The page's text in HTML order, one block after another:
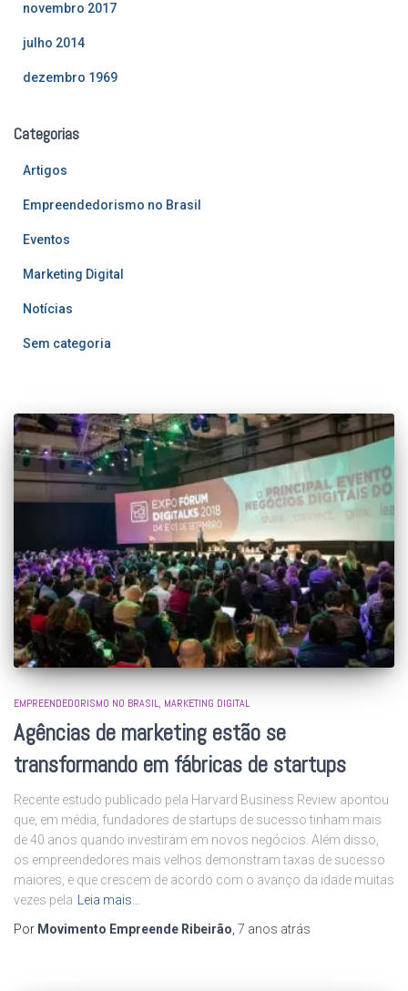
novembro 2017
julho 2014
dezembro 1969
Categorias
Artigos
Empreendedorismo no Brasil
Eventos
Marketing Digital
Notícias
Sem categoria
EMPREENDEDORISMO NO BRASIL MARKETING DIGITAL
Agências de marketing estão se
transformando em fábricas de startups
Recente estudo publicado pela Harvard Business Review apontou
que, em média, fundadores de startups de sucesso tinham mais
de 40 anos quando investiram em novos negócios. Além disso,
os empreendedores mais velhos demonstram taxas de sucesso
maiores, e que crescem de acordo com o avanço da idade muitas
vezes pela
Leia mais…
Por Movimento Empreende Ribeirão 7 anos atrás